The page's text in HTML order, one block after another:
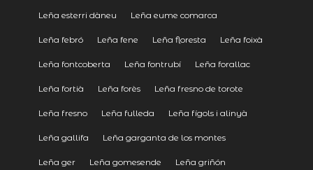
Leña esterri dàneu Leña eume comarca
Leña febró Leña fene Leña floresta Leña foixà
Leña fontcoberta Leña fontrubí Leña forallac
Leña fortià Leña forès Leña fresno de torote
Leña fresno Leña fulleda Leña fígols i alinyà
Leña gallifa Leña garganta de los montes
Leña ger Leña gomesende Leña griñón